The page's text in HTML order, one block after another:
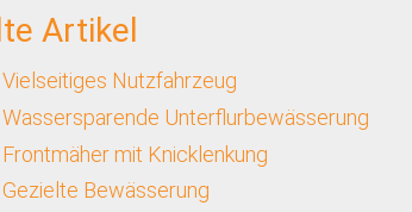
Artikel
Nutzfahrzeug
Unterflurbewässerung
mit Knicklenkung
Bewässerung